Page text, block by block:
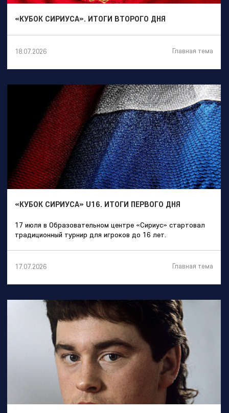
«КУБОК СИРИУСА». ИТОГИ ВТОРОГО ДНЯ
18.07.2026 Главная тема
«КУБОК СИРИУСА» U16. ИТОГИ ПЕРВОГО ДНЯ
17 июля в Образовательном центре «Сириус» стартовал
традиционный турнир для игроков до 16 лет.
17.07.2026 Главная тема